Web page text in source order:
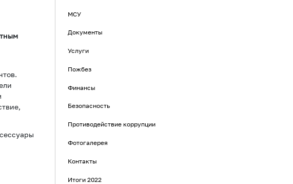
МСУ
Документы
Услуги
Пожбез
Финансы
Безопасность
Противодействие коррупции
Фотогалерея
Контакты
Итоги 2022